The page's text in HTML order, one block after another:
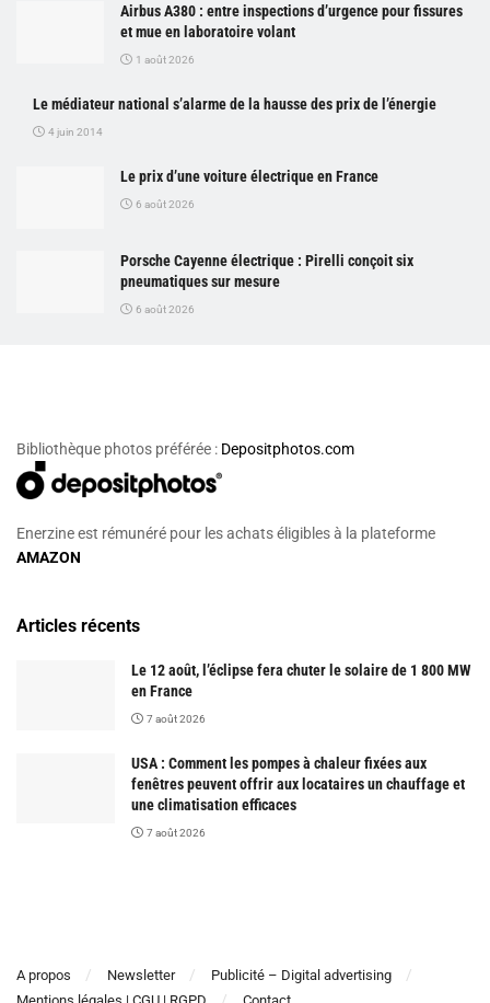
Airbus A380 : entre inspections d’urgence pour fissures
et mue en laboratoire volant
1 août 2026
Le médiateur national s’alarme de la hausse des prix de l’énergie
4 juin 2014
Le prix d’une voiture électrique en France
6 août 2026
Porsche Cayenne électrique : Pirelli conçoit six
pneumatiques sur mesure
6 août 2026
Bibliothèque photos préférée : Depositphotos.com
Enerzine est rémunéré pour les achats éligibles à la plateforme
AMAZON
Articles récents
Le 12 août, l’éclipse fera chuter le solaire de 1 800 MW
en France
7 août 2026
USA : Comment les pompes à chaleur fixées aux
fenêtres peuvent offrir aux locataires un chauffage et
une climatisation efficaces
7 août 2026
A propos Newsletter
Publicité – Digital advertising